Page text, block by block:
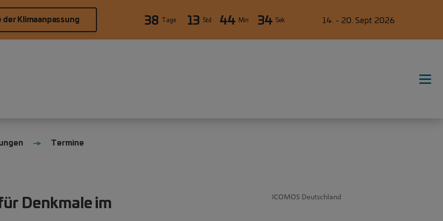
Klimaanpassung
38 Tage 13 Std 44 Min 33 Sek 14. - 20. Sept 2026
Termine
Denkmale im
ICOMOS Deutschland